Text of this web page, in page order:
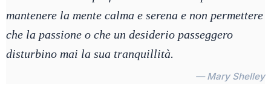
mantenere la mente calma e serena e non permettere
che la passione o che un desiderio passeggero
disturbino mai la sua tranquillità.
— Mary Shelley